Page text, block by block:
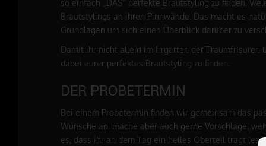
so einfach „DAS“ perfekte Brautstyling zu finden.
Brautstylings an ihren Pinnwände. Das macht es
Grundlagen um sich einen Überblick darüber zu
Damit ihr nicht allein im Irrgarten der Traumfrisuren
dabei eurer perfektes Brautstyling zu finden.
DER PROBETERMIN
Bei einem Probetermin finden wir gemeinsam das
Wünsche an, mache aber auch gerne Vorschläge,
es, dass ihr an dem Tag ein helles Oberteil tragt